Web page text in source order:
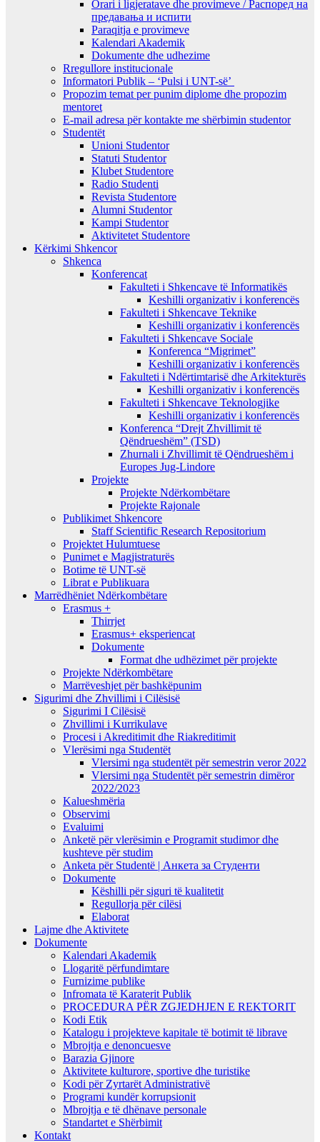
Orari i ligjeratave dhe provimeve / Распоред на
предавањa и испити
Paraqitja e provimeve
Kalendari Akademik
Dokumente dhe udhezime
Rregullore institucionale
Informatori Publik – ‘Pulsi i UNT-së’
Propozim temat per punim diplome dhe propozim
mentoret
E-mail adresa për kontakte me shërbimin studentor
Studentët
Unioni Studentor
Statuti Studentor
Klubet Studentore
Radio Studenti
Revista Studentore
Alumni Studentor
Kampi Studentor
Aktivitetet Studentore
Kërkimi Shkencor
Shkenca
Konferencat
Fakulteti i Shkencave të Informatikës
Keshilli organizativ i konferencës
Fakulteti i Shkencave Teknike
Keshilli organizativ i konferencës
Fakulteti i Shkencave Sociale
Konferenca “Migrimet”
Keshilli organizativ i konferencës
Fakulteti i Ndërtimtarisë dhe Arkitekturës
Keshilli organizativ i konferencës
Fakulteti i Shkencave Teknologjike
Keshilli organizativ i konferencës
Konferenca “Drejt Zhvillimit të
Qëndrueshëm” (TSD)
Zhurnali i Zhvillimit të Qëndrueshëm i
Europes Jug-Lindore
Projekte
Projekte Ndërkombëtare
Projekte Rajonale
Publikimet Shkencore
Staff Scientific Research Repositorium
Projektet Hulumtuese
Punimet e Magjistraturës
Botime të UNT-së
Librat e Publikuara
Marrëdhëniet Ndërkombëtare
Erasmus +
Thirrjet
Erasmus+ eksperiencat
Dokumente
Format dhe udhëzimet për projekte
Projekte Ndërkombëtare
Marrëveshjet për bashkëpunim
Sigurimi dhe Zhvillimi i Cilësisë
Sigurimi I Cilësisë
Zhvillimi i Kurrikulave
Procesi i Akreditimit dhe Riakreditimit
Vlerësimi nga Studentët
Vlersimi nga studentët për semestrin veror 2022
Vlersimi nga Studentët për semestrin dimëror
2022/2023
Kalueshmëria
Observimi
Evaluimi
Anketë për vlerësimin e Programit studimor dhe
kushteve për studim
Anketa për Studentë | Анкета за Студенти
Dokumente
Këshilli për siguri të kualitetit
Regullorja për cilësi
Elaborat
Lajme dhe Aktivitete
Dokumente
Kalendari Akademik
Llogaritë përfundimtare
Furnizime publike
Infromata të Karaterit Publik
PROCEDURA PËR ZGJEDHJEN E REKTORIT
Kodi Etik
Katalogu i projekteve kapitale të botimit të librave
Mbrojtja e denoncuesve
Barazia Gjinore
Aktivitete kulturore, sportive dhe turistike
Kodi për Zyrtarët Administrativë
Programi kundër korrupsionit
Mbrojtja e të dhënave personale
Standartet e Shërbimit
Kontakt